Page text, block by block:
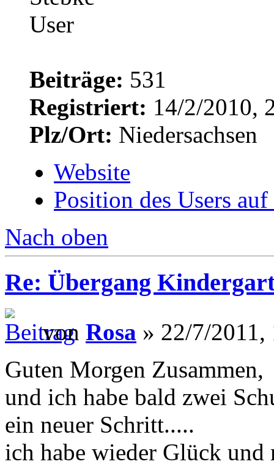
Beiträge: 531
Registriert: 14/2/2010,
Plz/Ort: Niedersachsen
Website
Position des Users
Nach oben
Re: Übergang
von Rosa » 22/7/2011,
Guten Morgen Zusammen,
und ich habe bald zwei
ein neuer Schritt.....
ich habe wieder Glück und